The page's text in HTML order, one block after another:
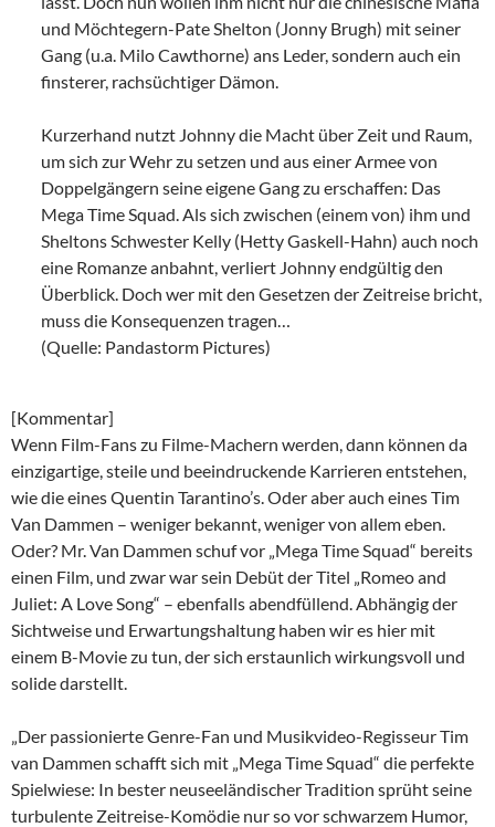
und Möchtegern-Pate Shelton (Jonny Brugh) mit seiner
Gang (u.a. Milo Cawthorne) ans Leder, sondern auch ein
finsterer, rachsüchtiger Dämon.
Kurzerhand nutzt Johnny die Macht über Zeit und Raum,
um sich zur Wehr zu setzen und aus einer Armee von
Doppelgängern seine eigene Gang zu erschaffen: Das
Mega Time Squad. Als sich zwischen (einem von) ihm und
Sheltons Schwester Kelly (Hetty Gaskell-Hahn) auch noch
eine Romanze anbahnt, verliert Johnny endgültig den
Überblick. Doch wer mit den Gesetzen der Zeitreise bricht,
muss die Konsequenzen tragen…
(Quelle: Pandastorm Pictures)
[Kommentar]
Wenn Film-Fans zu Filme-Machern werden, dann können da
einzigartige, steile und beeindruckende Karrieren entstehen,
wie die eines Quentin Tarantino’s. Oder aber auch eines Tim
Van Dammen – weniger bekannt, weniger von allem eben.
Oder? Mr. Van Dammen schuf vor „Mega Time Squad“ bereits
einen Film, und zwar war sein Debüt der Titel „Romeo and
Juliet: A Love Song“ – ebenfalls abendfüllend. Abhängig der
Sichtweise und Erwartungshaltung haben wir es hier mit
einem B-Movie zu tun, der sich erstaunlich wirkungsvoll und
solide darstellt.
„Der passionierte Genre-Fan und Musikvideo-Regisseur Tim
van Dammen schafft sich mit „Mega Time Squad“ die perfekte
Spielwiese: In bester neuseeländischer Tradition sprüht seine
turbulente Zeitreise-Komödie nur so vor schwarzem Humor,